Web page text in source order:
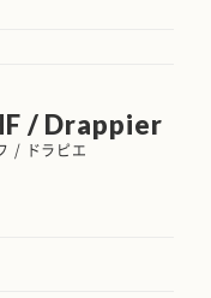
/ Drappier
/ ドラピエ